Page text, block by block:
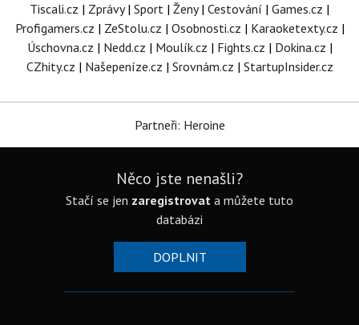
Tiscali.cz | Zprávy| Sport | Ženy| Cestování | Games.cz |
Profigamers.cz | ZeStolu.cz | Osobnosti.cz | Karaoketexty.cz |
Úschovna.cz | Nedd.cz | Moulík.cz | Fights.cz | Dokina.cz |
CZhity.cz | Našepeníze.cz | Srovnám.cz | StartupInsider.cz
Partneři: Heroine
Něco jste nenašli?
Stačí se jen zaregistrovat a můžete tuto
databázi
DOPLNIT